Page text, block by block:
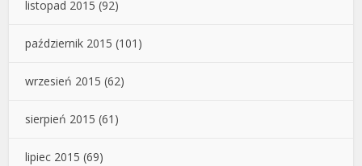
listopad 2015 (92)
październik 2015 (101)
wrzesień 2015 (62)
sierpień 2015 (61)
lipiec 2015 (69)